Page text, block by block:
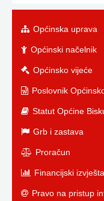
Općinska uprava
Općinski načelnik
Općinsko vijeće
Poslovnik
Statut Općine
Grb i zastava
Proračun
Financijski
Pravo na pristup